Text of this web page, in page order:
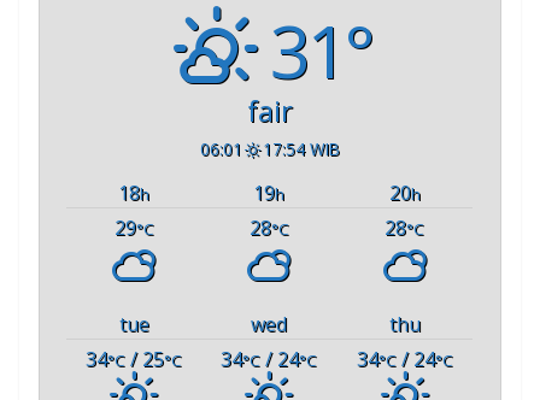
31°
fair
06:01 17:54 WIB
18h 19h 20h
29°C 28°C 28°C
tue wed
thu
34°C / 25°C 34°C / 24°C 34°C/ 24°C